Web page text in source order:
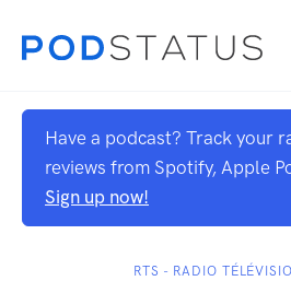
Have a podcast? Track your
reviews from Spotify, Apple
Sign up now!
RTS - RADIO